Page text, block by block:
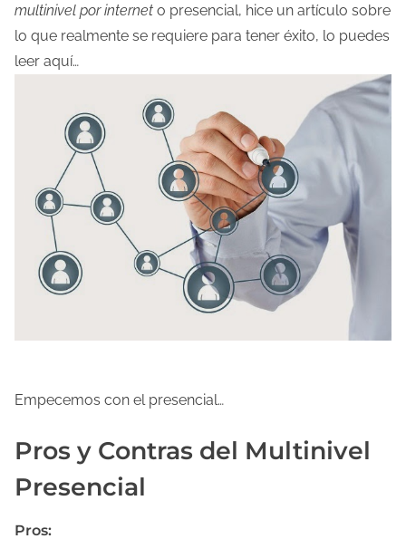
l
a
e
multinivel por internet o presencial, hice un artículo sobre
lo que realmente se requiere para tener éxito, lo puedes
leer aquí…
Empecemos con el presencial…
Pros y Contras del Multinivel
Presencial
Pros: